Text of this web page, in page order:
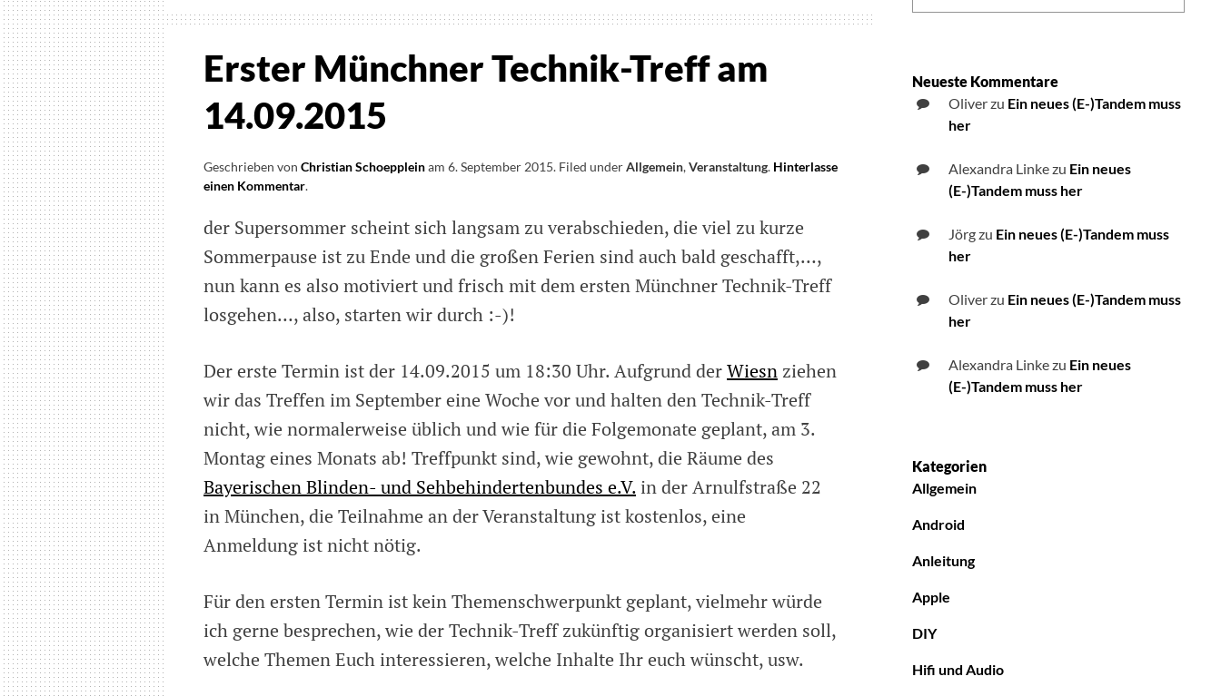
Erster Münchner Technik-Treff am
14.09.2015
Geschrieben von Christian Schoeppleinam 6. September 2015. Filed underAllgemein,Veranstaltung. Hinterlasse
einen Kommentaron
Münchner
Treff
am
.
der Supersommer scheint sich langsam zu verabschieden, die viel zu kurze
Sommerpause ist zu Ende und die großen Ferien sind auch bald geschafft,…,
nun kann es also motiviert und frisch mit dem ersten Münchner Technik-Treff
losgehen…, also, starten wir durch :-)!
Der erste Termin ist der 14.09.2015 um 18:30 Uhr. Aufgrund derWiesn ziehen
wir das Treffen im September eine Woche vor und halten den Technik-Treff
nicht, wie normalerweise üblich und wie für die Folgemonate geplant, am 3.
Montag eines Monats ab! Treffpunkt sind, wie gewohnt, die Räume des
Bayerischen Blinden- und Sehbehindertenbundes e.V. in der Arnulfstraße 22
in München, die Teilnahme an der Veranstaltung ist kostenlos, eine
Anmeldung ist nicht nötig.
Für den ersten Termin ist kein Themenschwerpunkt geplant, vielmehr würde
ich gerne besprechen, wie der Technik-Treff zukünftig organisiert werden soll,
welche Themen Euch interessieren, welche Inhalte Ihr euch wünscht, usw.
Neueste Kommentare
Oliverzu Ein neues (E-)Tandem muss
her
Alexandra Linkezu Ein neues
(E-)Tandem muss her
Jörgzu Ein neues (E-)Tandem muss
her
Oliverzu Ein neues (E-)Tandem muss
her
Alexandra Linkezu Ein neues
(E-)Tandem muss her
Kategorien
Allgemein
Android
Anleitung
Apple
DIY
Hifi und Audio